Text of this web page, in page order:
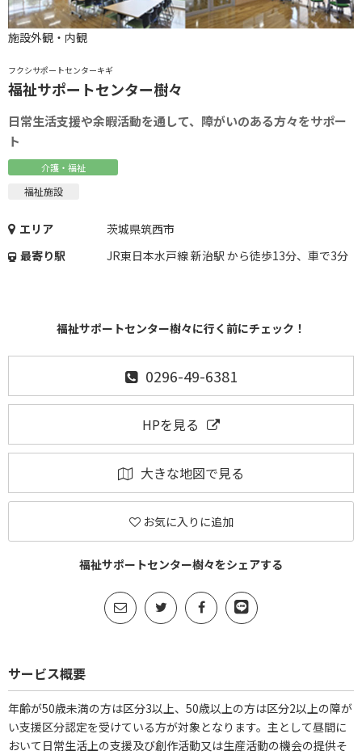
フクシサポートセンターキギ
福祉サポートセンター樹々
日常生活支援や余暇活動を通して、障がいのある方々をサポー
ト
介護・福祉
福祉施設
エリア
茨城県筑西市
最寄り駅
JR東日本水戸線 新治駅 から徒歩13分、車で3分
福祉サポートセンター樹々に行く前にチェック！
0296-49-6381
HPを見る
大きな地図で見る
お気に入りに追加
福祉サポートセンター樹々をシェアする
施設外観・内観
サービス概要
年齢が50歳未満の方は区分3以上、50歳以上の方は区分2以上の障が
い支援区分認定を受けている方が対象となります。主として昼間に
おいて日常生活上の支援及び創作活動又は生産活動の機会の提供そ